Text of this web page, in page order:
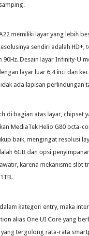
memiliki layar yang lebih
sendiri adalah HD+,
90Hz. Desain layar Infinity-U
layar luar 6,4 inci dan
ada lapisan perlindungan
di bagian atas layar, chipset
MediaTek Helio G80 octa-
baik, mengingat resolusi
6GB dan opsi
karena mekanisme slot
kategori entry, maka
alias One UI Core yang
yang tergolong rata-rata